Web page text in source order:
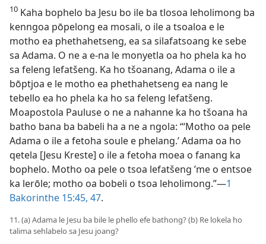
10 Kaha bophelo ba Jesu bo ile ba tlosoa leholimong ba
kenngoa pōpelong ea mosali, o ile a tsoaloa e le
motho ea phethahetseng, ea sa silafatsoang ke sebe
sa Adama. O ne a e-na le monyetla oa ho phela ka ho
sa feleng lefatšeng. Ka ho tšoanang, Adama o ile a
bōptjoa e le motho ea phethahetseng ea nang le
tebello ea ho phela ka ho sa feleng lefatšeng.
Moapostola Pauluse o ne a nahanne ka ho tšoana ha
batho bana ba babeli ha a ne a ngola: “‘Motho oa pele
Adama o ile a fetoha soule e phelang.’ Adama oa ho
qetela [Jesu Kreste] o ile a fetoha moea o fanang ka
bophelo. Motho oa pele o tsoa lefatšeng ’me o entsoe
ka lerōle; motho oa bobeli o tsoa leholimong.”—1
Bakorinthe 15:45, 47.
11. (a) Adama le Jesu ba bile le phello efe bathong? (b) Re lokela ho
talima sehlabelo sa Jesu joang?